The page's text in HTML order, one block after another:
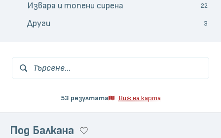
Извара и топени сирена 22
Други 3
Търсене...
53 резултата Виж на карта
Под Балкана